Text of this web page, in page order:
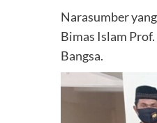
Narasumber
Bimas Islam
Bangsa.